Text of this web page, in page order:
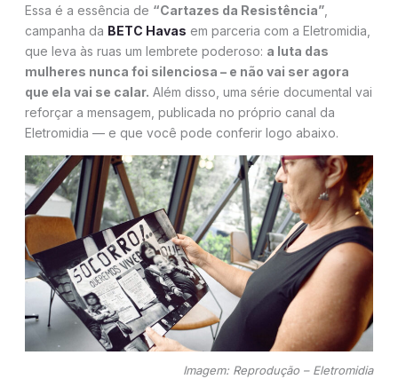
Essa é a essência de “Cartazes da Resistência”,
campanha da BETC Havas em parceria com a Eletromidia,
que leva às ruas um lembrete poderoso: a luta das
mulheres nunca foi silenciosa – e não vai ser agora
que ela vai se calar. Além disso, uma série documental vai
reforçar a mensagem, publicada no próprio canal da
Eletromidia — e que você pode conferir logo abaixo.
Imagem: Reprodução – Eletromidia